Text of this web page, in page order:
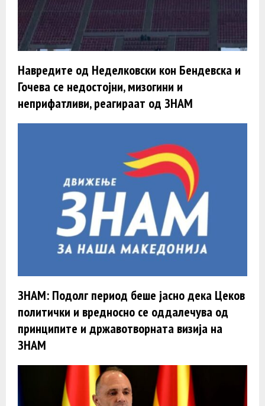
Навредите од Неделковски кон Бендевска и
Гочева се недостојни, мизогини и
неприфатливи, реагираат од ЗНАМ
ЗНАМ: Подолг период беше јасно дека Цеков
политички и вредносно се оддалечува од
принципите и државотворната визија на
ЗНАМ